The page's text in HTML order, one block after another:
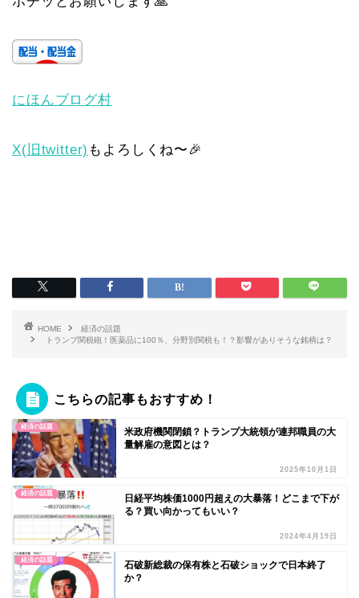
にほんブログ村
X(旧twitter) もよろしくね〜🎉
HOME
経済の話題
トランプ関税砲！医薬品に100％、分野別関税も！？影響がありそうな銘柄は？
こちらの記事もおすすめ！
経済の話題
米政府機関閉鎖？トランプ大統領が連邦職員の大
量解雇の意図とは？
2025年10月1日
経済の話題
日経平均株価1000円超えの大暴落！どこまで下が
る？買い向かってもいい？
2024年4月19日
経済の話題
石破新総裁の保有株と石破ショックで日本終了
か？